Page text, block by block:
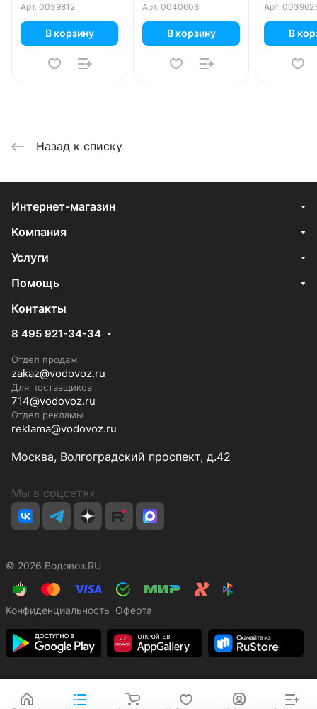
Арт. 0039812
В корзину
Арт. 0040608
В корзину
Арт.
В
Назад к списку
Интернет-магазин
Компания
Услуги
Помощь
Контакты
8 495 921-34-34
Отдел продаж
zakaz@vodovoz.ru
Для поставщиков
714@vodovoz.ru
Отдел рекламы
reklama@vodovoz.ru
Москва, Волгоградский проспект, д.42
Мы в соцсетях
© 2026 Водовоз.RU
Конфиденциальность Оферта